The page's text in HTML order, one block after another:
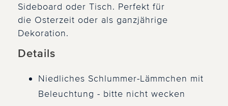
Sideboard oder Tisch. Perfekt für
die Osterzeit oder als ganzjährige
Dekoration.
Details
Niedliches Schlummer-Lämmchen mit
Beleuchtung - bitte nicht wecken